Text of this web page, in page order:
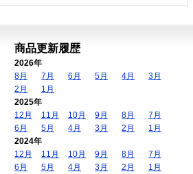
商品更新履歴
2026年
8月
7月 6月 5月 4月
3月
2月
1月
2025年
12月
11月 10月 9月 8月
7月
6月
5月 4月 3月 2月
1月
2024年
12月
11月 10月 9月 8月
7月
6月
5月 4月 3月 2月
1月